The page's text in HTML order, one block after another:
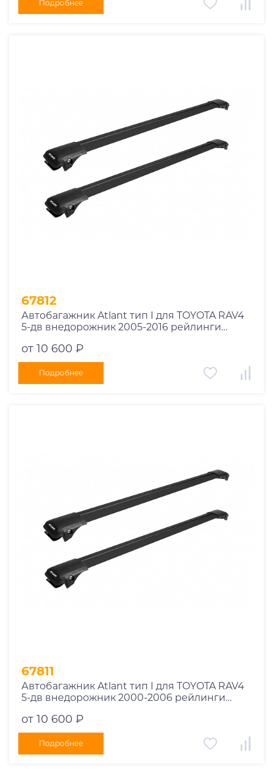
Подробнее
67812
Автобагажник Atlant тип I для TOYOTA RAV4
5-дв внедорожник 2005-2016 рейлинги
от 10 600 ₽
Подробнее
67811
Автобагажник Atlant тип I для TOYOTA RAV4
5-дв внедорожник 2000-2006 рейлинги
от 10 600 ₽
Подробнее